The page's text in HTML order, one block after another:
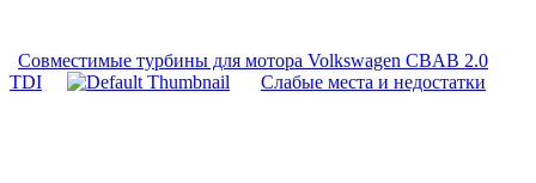
Совместимые турбины для мотора Volkswagen CBAB 2.0
TDI
Слабые места и недостатки